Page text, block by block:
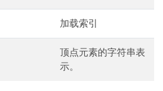
加载索引
顶点元素的字符串表
示。